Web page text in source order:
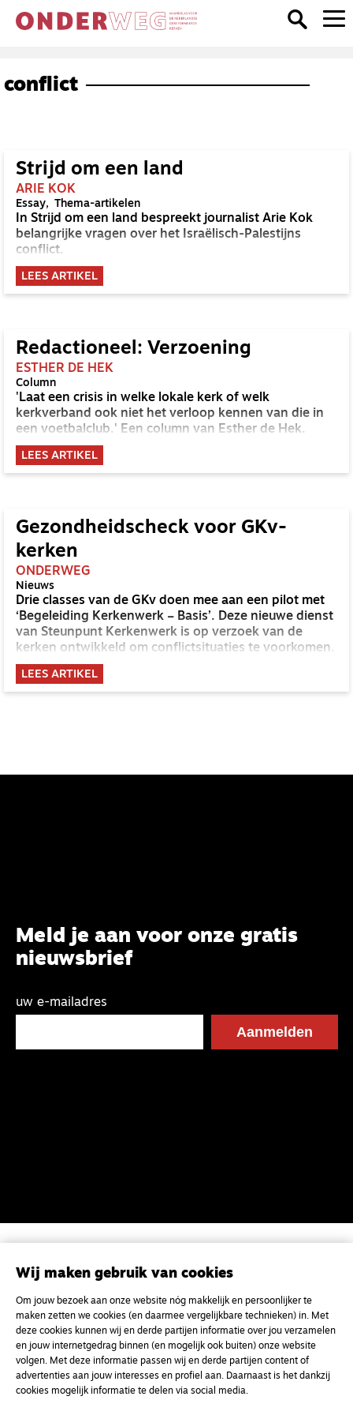
conflict
Strijd om een land
ARIE KOK
Essay Thema-artikelen
In Strijd om een land bespreekt journalist Arie Kok
belangrijke vragen over het Israëlisch-Palestijns
conflict.
LEES ARTIKEL
Redactioneel: Verzoening
ESTHER DE HEK
Column
'Laat een crisis in welke lokale kerk of welk
kerkverband ook niet het verloop kennen van die in
een voetbalclub.' Een column van Esther de Hek.
LEES ARTIKEL
Gezondheidscheck voor GKv-
kerken
ONDERWEG
Nieuws
Drie classes van de GKv doen mee aan een pilot met
‘Begeleiding Kerkenwerk – Basis’. Deze nieuwe dienst
van Steunpunt Kerkenwerk is op verzoek van de
kerken ontwikkeld om conflictsituaties te voorkomen.
LEES ARTIKEL
Meld je aan voor onze gratis
nieuwsbrief
uw e-mailadres
en gesprek voor christenen onderweg, in het bijzonder
voor de Nederlandse Gereformeerde Kerken.
MagazineOnderweg
Kvk-nummer 33277063
Wij maken gebruik van cookies
Om jouw bezoek aan onze website nóg makkelijk en persoonlijker te
maken zetten we cookies (en daarmee vergelijkbare technieken) in. Met
deze cookies kunnen wij en derde partijen informatie over jou verzamelen
en jouw internetgedrag binnen (en mogelijk ook buiten) onze website
volgen. Met deze informatie passen wij en derde partijen content of
advertenties aan jouw interesses en profiel aan. Daarnaast is het dankzij
cookies mogelijk informatie te delen via social media.